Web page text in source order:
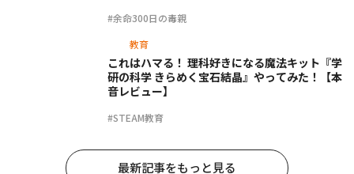
#余命300日の毒親
教育
#STEAM教育
これはハマる！ 理科好きになる魔法キット『学
研の科学 きらめく宝石結晶』やってみた！【本
音レビュー】
最新記事をもっと見る